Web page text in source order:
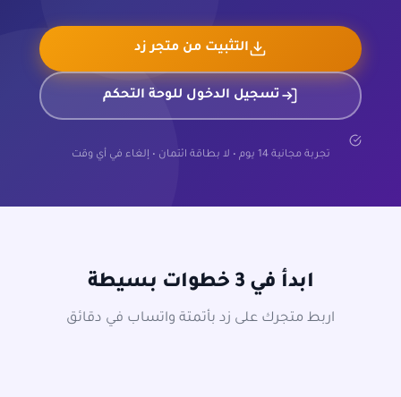
التثبيت من متجر زد
تسجيل الدخول للوحة التحكم
تجربة مجانية 14 يوم • لا بطاقة ائتمان • إلغاء في أي وقت
ابدأ في 3 خطوات بسيطة
اربط متجرك على زد بأتمتة واتساب في دقائق